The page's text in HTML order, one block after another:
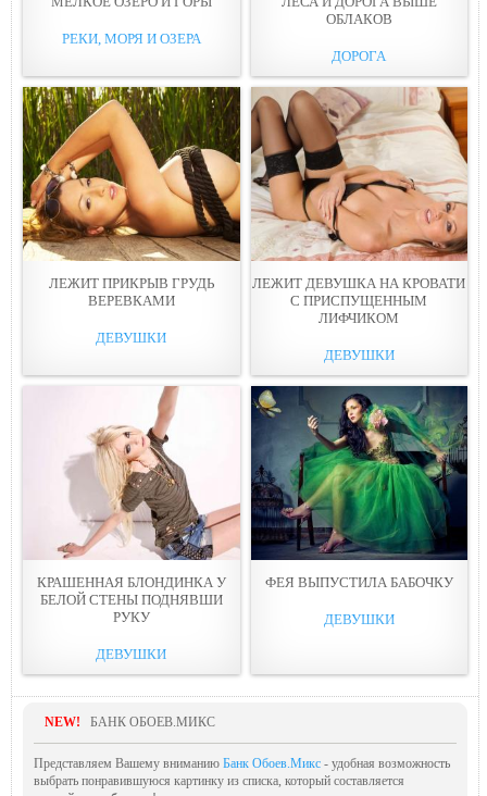
РЕКИ, МОРЯ И ОЗЕРА
ОБЛАКОВ
ДОРОГА
ЛЕЖИТ ПРИКРЫВ ГРУДЬ
ВЕРЕВКАМИ
ДЕВУШКИ
ЛЕЖИТ ДЕВУШКА НА КРОВАТИ
С ПРИСПУЩЕННЫМ
ЛИФЧИКОМ
ДЕВУШКИ
КРАШЕННАЯ БЛОНДИНКА У
БЕЛОЙ СТЕНЫ ПОДНЯВШИ
РУКУ
ДЕВУШКИ
ФЕЯ ВЫПУСТИЛА БАБОЧКУ
ДЕВУШКИ
NEW! БАНК ОБОЕВ.МИКС
Представляем Вашему вниманию Банк Обоев.Микс - удобная возможность
выбрать понравившуюся картинку из списка, который составляется